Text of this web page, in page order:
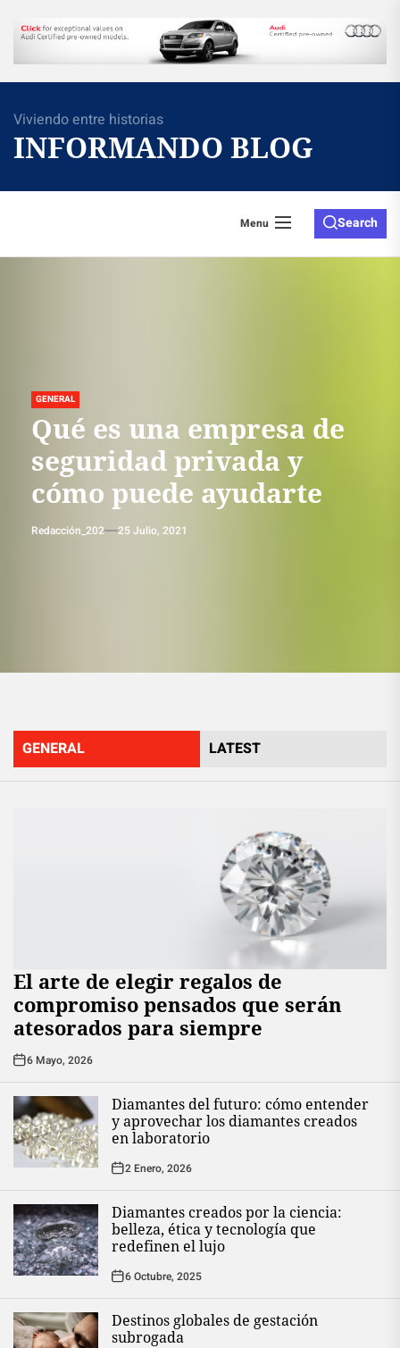
Skip
the
Viviendo entre historias
INFORMANDO BLOG
Menu Search
GENERAL
Qué es una empresa de
seguridad privada y
cómo puede ayudarte
Redacción_202 25 Julio, 2021
GENERAL LATEST
El arte de elegir regalos de
compromiso pensados que serán
atesorados para siempre
6 Mayo, 2026
Diamantes del futuro: cómo entender
y aprovechar los diamantes creados
en laboratorio
2 Enero, 2026
Diamantes creados por la ciencia:
belleza, ética y tecnología que
redefinen el lujo
6 Octubre, 2025
Destinos globales de gestación
subrogada